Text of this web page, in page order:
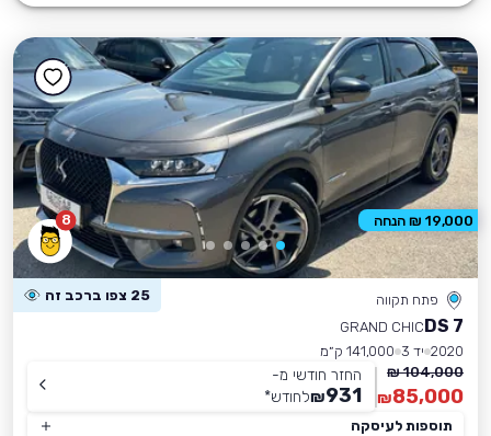
8
פתח תקווה 25 צפו ברכב זה
DS 7
GRAND CHIC
2020 יד 3
141,000 ק״מ
104,000 ₪
85,000
₪
החזר חודשי מ-
931
₪לחודש*
תוספות לעיסקה
19,000 ₪ הנחה